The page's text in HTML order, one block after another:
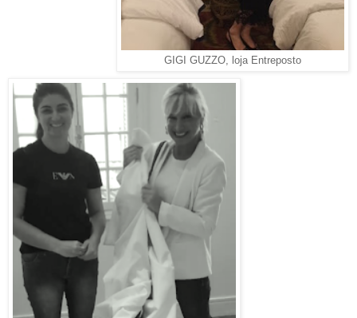
GIGI GUZZO, loja Entreposto